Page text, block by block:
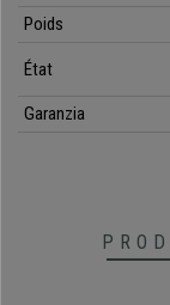
Poids
État
Garanzia